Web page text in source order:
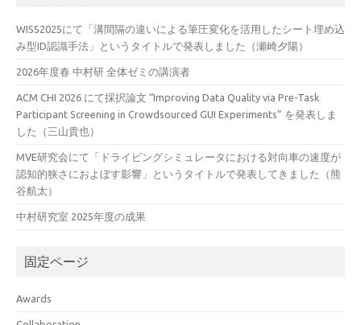
WISS2025にて「溝間隔の違いによる筆圧変化を活用したシート埋め込
み型ID認識手法」というタイトルで発表しました（瀬崎夕陽）
2026年度春 中村研 全体ゼミの講演者
ACM CHI 2026 にて採択論文 “Improving Data Quality via Pre-Task
Participant Screening in Crowdsourced GUI Experiments” を発表しま
した（三山貴也）
MVE研究会にて「ドライビングシミュレータにおける対向車の速度が
認知的狭さにおよぼす影響」というタイトルで発表してきました（熊
谷航太）
中村研究室 2025年度の成果
固定ページ
Awards